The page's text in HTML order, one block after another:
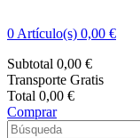
0 Artículo(s) 0,00 €
Subtotal 0,00 €
Transporte Gratis
Total 0,00 €
Comprar